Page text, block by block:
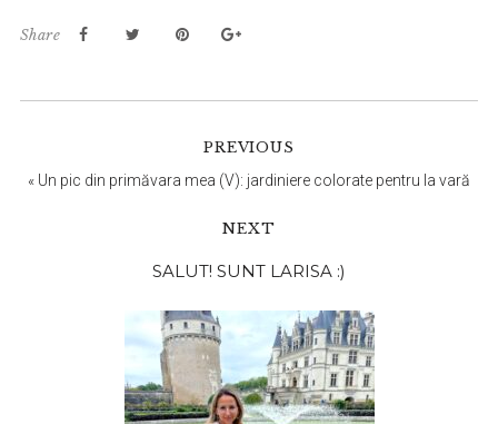
Share
PREVIOUS
« Un pic din primăvara mea (V): jardiniere colorate pentru la vară
NEXT
principală
SALUT! SUNT LARISA :)